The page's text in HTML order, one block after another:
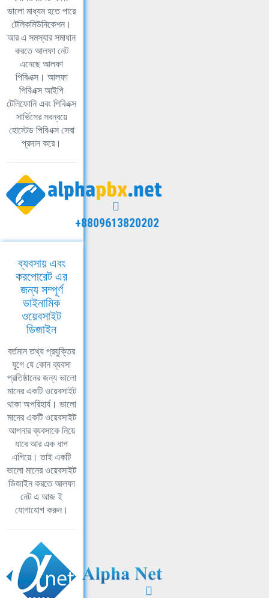
ভালো মাধ্যম হতে পারে
টেলিকমিউনিকেশন।
আর এ সমস্যার সমাধান
করতে আলফা নেট
এনেছে আলফা
পিবিএক্স। আলফা
পিবিএক্স আইপি
টেলিফোনি এবং পিবিএক্স
সার্ভিসের সবন্বয়ে
হোস্টেড পিবিএক্স সেবা
প্রদান করে।
+8809613820202
ব্যবসায় এবং
করপোরেট এর
জন্য সম্পূর্ণ
ডাইনামিক
ওয়েবসাইট
ডিজাইন
বর্তমান তথ্য প্রযুক্তির
যুগে যে কোন ব্যবসা
প্রতিষ্ঠানের জন্য ভালো
মানের একটি ওয়েবসাইট
থাকা অপরিহার্য। ভালো
মানের একটি ওয়েবসাইট
আপনার ব্যবসাকে নিয়ে
যাবে আর এক ধাপ
এগিয়ে। তাই একটি
ভালো মানের ওয়েবসাইট
ডিজাইন করতে আলফা
নেট এ আজ ই
যোগাযোগ করুন।